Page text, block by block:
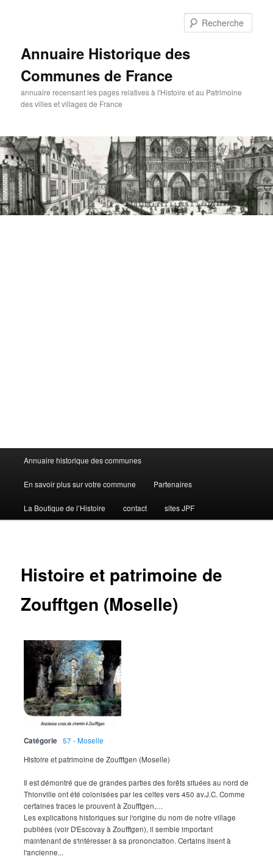
Annuaire Historique des
Communes de France
annuaire recensant les pages relatives à l'Histoire et au Patrimoine
des villes et villages de France
Menu
principal
Annuaire historique des communes
En savoir plus sur votre commune Partenaires
La Boutique de l’Histoire contact sites JPF
Histoire et patrimoine de
Zoufftgen (Moselle)
Catégorie
57 - Moselle
Histoire et patrimoine de Zoufftgen (Moselle)
Il est démontré que de grandes parties des forêts situées au nord de
Thionville ont été colonisées par les celtes vers 450 av.J.C. Comme
certaines traces le prouvent à Zoufftgen,…
Les explications historiques sur l'origine du nom de notre village
publiées (voir D'Escovay à Zoufftgen), il semble important
maintenant de s'intéresser à sa prononciation. Certains lisent à
l'ancienne...